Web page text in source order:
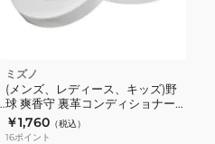
ミズノ
(メンズ、レディース、キッズ)野
球 爽香守 裏革コンディショナー
保革油 1GJYG57100 1P
￥1,760 （税込）
16ポイント